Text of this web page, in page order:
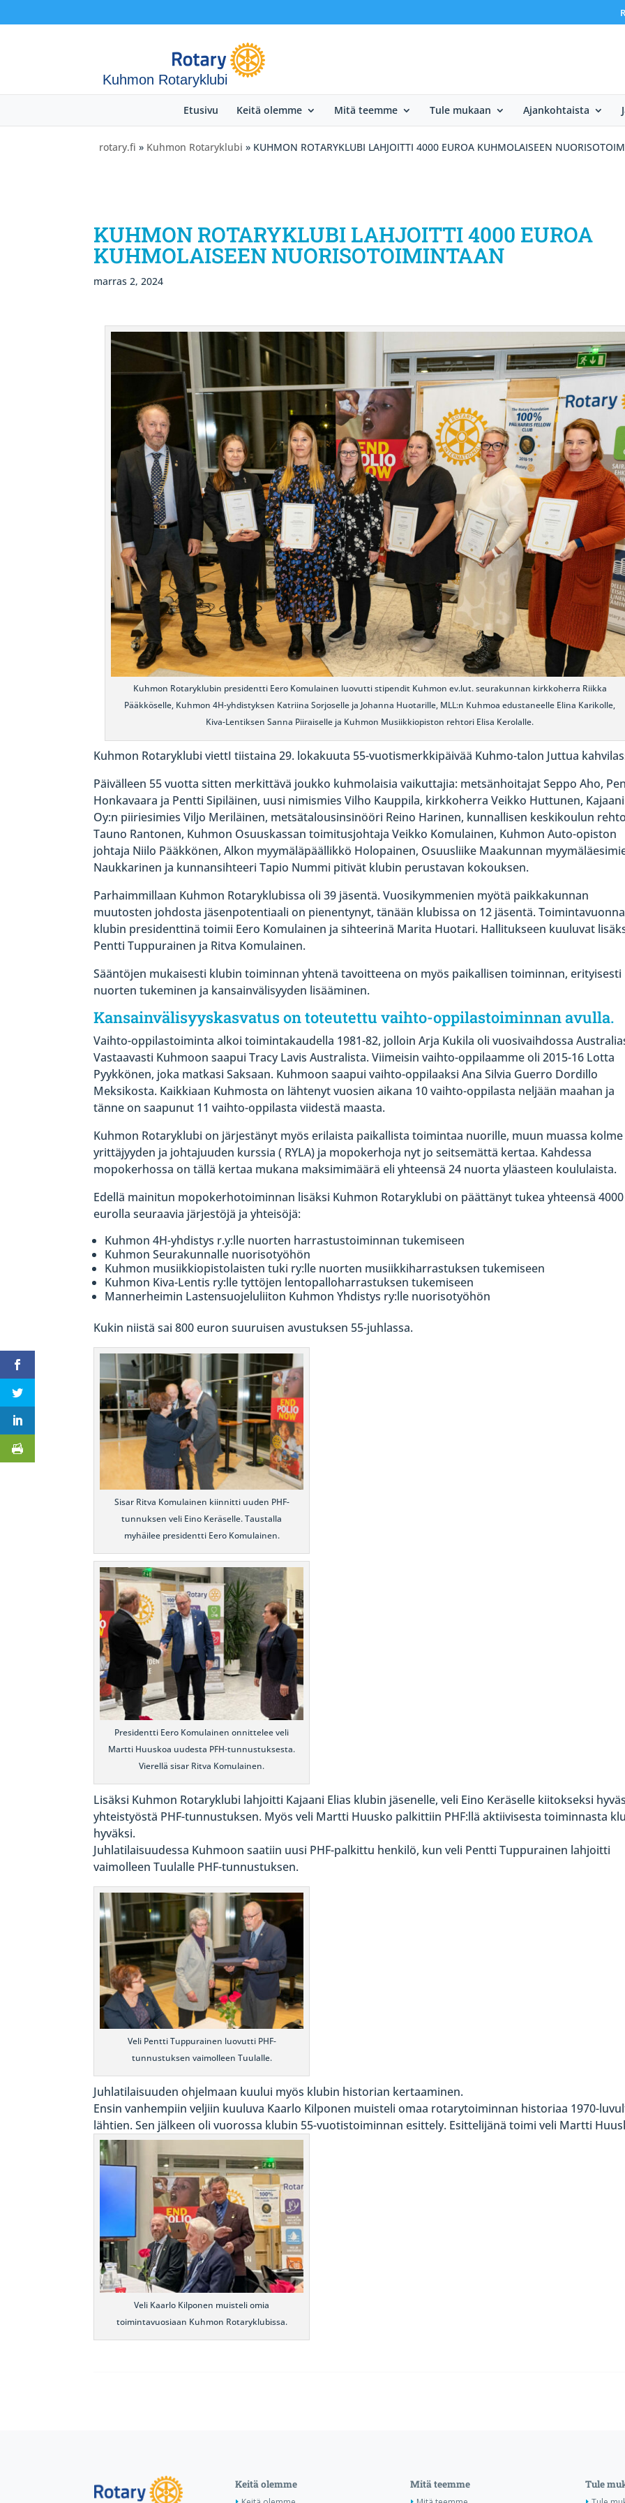
Kuhmon Rotaryklubi
Etusivu Keitä olemme Mitä teemme Tule mukaan Ajankohtaista
rotary.fi » Kuhmon Rotaryklubi » KUHMON ROTARYKLUBI LAHJOITTI 4000 EUROA KUHMOLAISEEN
KUHMON ROTARYKLUBI LAHJOITTI 4000 EUROA
KUHMOLAISEEN NUORISOTOIMINTAAN
marras 2, 2024
Kuhmon Rotaryklubin presidentti Eero Komulainen luovutti stipendit Kuhmon ev.lut. seurakunnan kirkkoherra Riikka
Pääkköselle, Kuhmon 4H-yhdistyksen Katriina Sorjoselle ja Johanna Huotarille, MLL:n Kuhmoa edustaneelle Elina Karikolle,
Kiva-Lentiksen Sanna Piiraiselle ja Kuhmon Musiikkiopiston rehtori Elisa Kerolalle.
Kuhmon Rotaryklubi viettI tiistaina 29. lokakuuta 55-vuotismerkkipäivää Kuhmo-talon Juttua
Päivälleen 55 vuotta sitten merkittävä joukko kuhmolaisia vaikuttajia: metsänhoitajat Seppo Aho,
Honkavaara ja Pentti Sipiläinen, uusi nimismies Vilho Kauppila, kirkkoherra Veikko Huttunen, Kajaani
Oy:n piiriesimies Viljo Meriläinen, metsätalousinsinööri Reino Harinen, kunnallisen keskikoulun
Tauno Rantonen, Kuhmon Osuuskassan toimitusjohtaja Veikko Komulainen, Kuhmon Auto-opiston
johtaja Niilo Pääkkönen, Alkon myymäläpäällikkö Holopainen, Osuusliike Maakunnan
Naukkarinen ja kunnansihteeri Tapio Nummi pitivät klubin perustavan kokouksen.
Parhaimmillaan Kuhmon Rotaryklubissa oli 39 jäsentä. Vuosikymmenien myötä paikkakunnan
muutosten johdosta jäsenpotentiaali on pienentynyt, tänään klubissa on 12 jäsentä. Toimintavuonna
klubin presidenttinä toimii Eero Komulainen ja sihteerinä Marita Huotari. Hallitukseen kuuluvat
Pentti Tuppurainen ja Ritva Komulainen.
Sääntöjen mukaisesti klubin toiminnan yhtenä tavoitteena on myös paikallisen toiminnan, erityisesti
nuorten tukeminen ja kansainvälisyyden lisääminen.
Kansainvälisyyskasvatus on toteutettu vaihto-oppilastoiminnan avulla.
Vaihto-oppilastoiminta alkoi toimintakaudella 1981-82, jolloin Arja Kukila oli vuosivaihdossa
Vastaavasti Kuhmoon saapui Tracy Lavis Australista. Viimeisin vaihto-oppilaamme oli 2015-16 Lotta
Pyykkönen, joka matkasi Saksaan. Kuhmoon saapui vaihto-oppilaaksi Ana Silvia Guerro Dordillo
Meksikosta. Kaikkiaan Kuhmosta on lähtenyt vuosien aikana 10 vaihto-oppilasta neljään maahan ja
tänne on saapunut 11 vaihto-oppilasta viidestä maasta.
Kuhmon Rotaryklubi on järjestänyt myös erilaista paikallista toimintaa nuorille, muun muassa kolme
yrittäjyyden ja johtajuuden kurssia ( RYLA) ja mopokerhoja nyt jo seitsemättä kertaa. Kahdessa
mopokerhossa on tällä kertaa mukana maksimimäärä eli yhteensä 24 nuorta yläasteen koululaista.
Edellä mainitun mopokerhotoiminnan lisäksi Kuhmon Rotaryklubi on päättänyt tukea yhteensä 4000
eurolla seuraavia järjestöjä ja yhteisöjä:
Kuhmon 4H-yhdistys r.y:lle nuorten harrastustoiminnan tukemiseen
Kuhmon Seurakunnalle nuorisotyöhön
Kuhmon musiikkiopistolaisten tuki ry:lle nuorten musiikkiharrastuksen tukemiseen
Kuhmon Kiva-Lentis ry:lle tyttöjen lentopalloharrastuksen tukemiseen
Mannerheimin Lastensuojeluliiton Kuhmon Yhdistys ry:lle nuorisotyöhön
Kukin niistä sai 800 euron suuruisen avustuksen 55-juhlassa.
Sisar Ritva Komulainen kiinnitti uuden PHF-
tunnuksen veli Eino Keräselle. Taustalla
myhäilee presidentti Eero Komulainen.
Presidentti Eero Komulainen onnittelee veli
Martti Huuskoa uudesta PFH-tunnustuksesta.
Vierellä sisar Ritva Komulainen.
Lisäksi Kuhmon Rotaryklubi lahjoitti Kajaani Elias klubin jäsenelle, veli Eino Keräselle kiitokseksi
yhteistyöstä PHF-tunnustuksen. Myös veli Martti Huusko palkittiin PHF:llä aktiivisesta toiminnasta
hyväksi.
Juhlatilaisuudessa Kuhmoon saatiin uusi PHF-palkittu henkilö, kun veli Pentti Tuppurainen lahjoitti
vaimolleen Tuulalle PHF-tunnustuksen.
Veli Pentti Tuppurainen luovutti PHF-
tunnustuksen vaimolleen Tuulalle.
Juhlatilaisuuden ohjelmaan kuului myös klubin historian kertaaminen.
Ensin vanhempiin veljiin kuuluva Kaarlo Kilponen muisteli omaa rotarytoiminnan historiaa 1970-
lähtien. Sen jälkeen oli vuorossa klubin 55-vuotistoiminnan esittely. Esittelijänä toimi veli Martti
Veli Kaarlo Kilponen muisteli omia
toimintavuosiaan Kuhmon Rotaryklubissa.
Keitä olemme Mitä teemme Tule